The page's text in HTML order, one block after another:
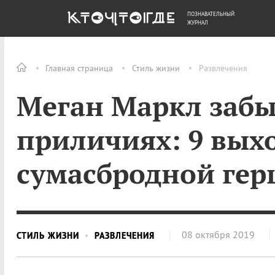
Главная страница Стиль жизни Развлечения
Меган Маркл
приличиях: 9
сумасбродной
СТИЛЬ ЖИЗНИ РАЗВЛЕЧЕНИЯ 08 октября 2019
ОБЩЕСТВО ДЕНЬГИ
ПОЗНАВАТЕЛЬНЫЙ
ЖУРНАЛ